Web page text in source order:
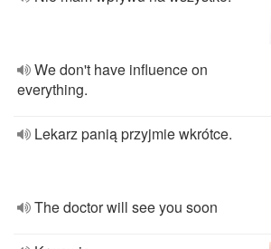
We don't have influence on
everything.
Lekarz panią przyjmie wkrótce.
The doctor will see you soon